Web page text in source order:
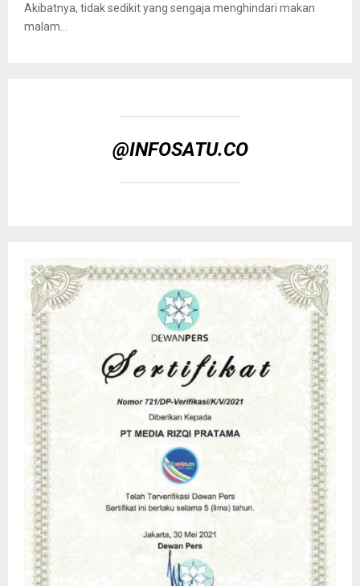
Akibatnya, tidak sedikit yang sengaja menghindari makan
malam...
@INFOSATU.CO